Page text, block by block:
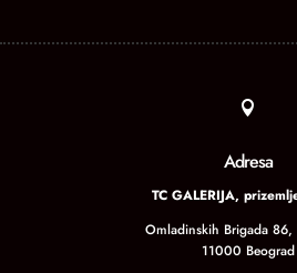

Adresa
TC GALERIJA,
Omladinskih Brigada
11000 Beograd